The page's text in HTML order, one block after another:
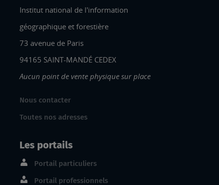
Institut national de l'information
géographique et forestière
73 avenue de Paris
94165 SAINT-MANDÉ CEDEX
Aucun point de vente physique sur place
Nous contacter
Toutes nos adresses
Les portails
Portail particuliers
Portail professionnels